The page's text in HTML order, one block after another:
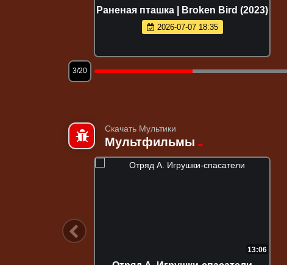
Раненая пташка | Broken Bird (2023)
2026-07-07 18:35
3/20
Скачать Мультики
Мультфильмы
13:06